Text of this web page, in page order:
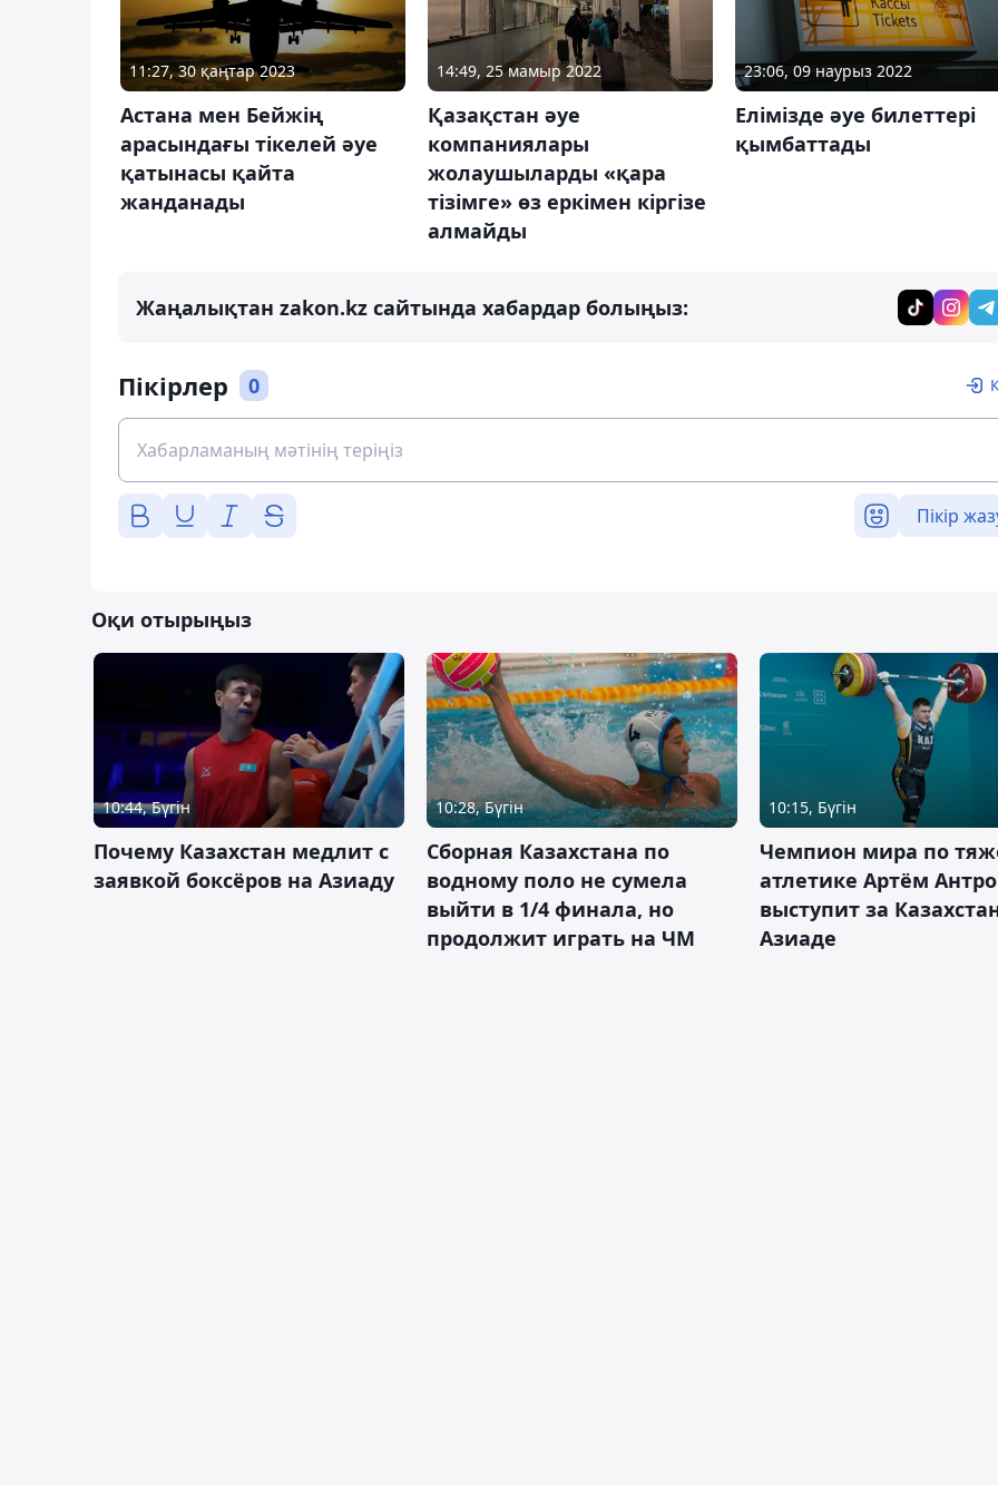
11:27, 30 қаңтар 2023
Астана мен Бейжің
арасындағы тікелей әуе
қатынасы қайта
жанданады
14:49, 25 мамыр 2022
Қазақстан әуе
компаниялары
жолаушыларды «қара
тізімге» өз еркімен кіргізе
алмайды
23:06, 09 наурыз 2022
Елімізде әуе билеттері
қымбаттады
Жаңалықтан zakon.kz сайтында хабардар болыңыз:
Пікірлер 0
Пікір
Оқи отырыңыз
10:44, Бүгін
Почему Казахстан медлит с
заявкой боксёров на Азиаду
10:28, Бүгін
Сборная Казахстана по
водному поло не сумела
выйти в 1/4 финала, но
продолжит играть на ЧМ
10:15, Бүгін
Чемпион мира по
атлетике Артём
выступит за
Азиаде